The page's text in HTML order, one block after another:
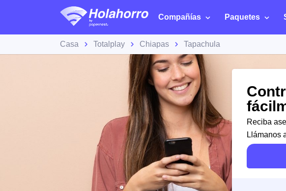
Compañías Paquetes
Casa Totalplay Chiapas Tapachula
Reciba
Llámanos